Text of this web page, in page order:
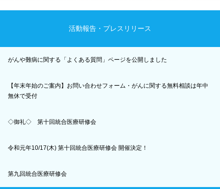
活動報告・プレスリリース
がんや難病に関する「よくある質問」ページを公開しました
【年末年始のご案内】お問い合わせフォーム・がんに関する無料相談は年中
無休で受付
◇御礼◇ 第十回統合医療研修会
令和元年10/17(木) 第十回統合医療研修会 開催決定！
第九回統合医療研修会